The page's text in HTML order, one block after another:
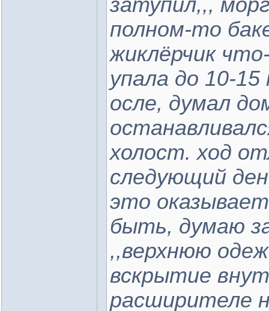
затупил,,,
полном-то
жиклёрчик
упала до 10-
осле, думал
холост. ход
следующий
это
быть, думаю
,,верхнюю
вскрытие
расширителе